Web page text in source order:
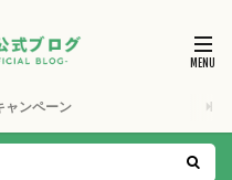
ャンペーン